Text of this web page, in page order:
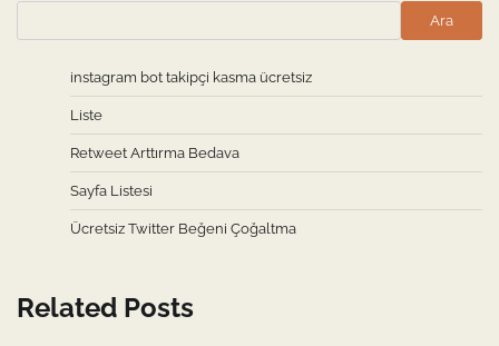
Ara
instagram bot takipçi kasma ücretsiz
Liste
Retweet Arttırma Bedava
Sayfa Listesi
Ücretsiz Twitter Beğeni Çoğaltma
Related Posts